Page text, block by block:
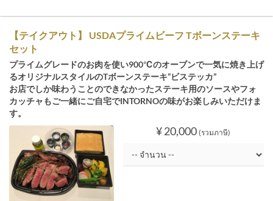
【テイクアウト】 USDAプライムビーフ Tボーンステーキ
セット
プライムグレードのお肉を使い900℃のオーブンで一気に焼き上げ
るオリジナルスタイルのTボーンステーキ“ビステッカ”
お店でしか味わうことのできなかったステーキ用のソースやフォ
カッチャもご一緒にご自宅でINTORNOの味がお楽しみいただけま
す。
¥ 20,000 (รวมภาษี)